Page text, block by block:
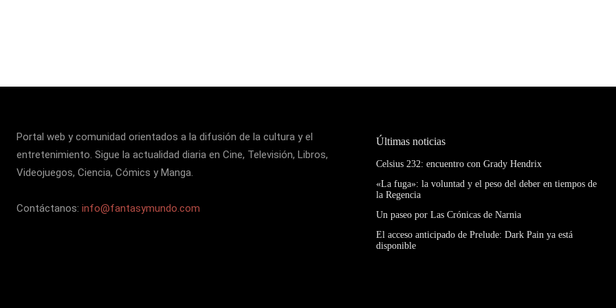
Portal web y comunidad orientados a la difusión de la cultura y el
entretenimiento. Sigue la actualidad diaria en Cine, Televisión, Libros,
Videojuegos, Ciencia, Cómics y Manga.
Contáctanos: info@fantasymundo.com
Últimas noticias
Celsius 232: encuentro con Grady Hendrix
«La fuga»: la voluntad y el peso del deber en tiempos de
la Regencia
Un paseo por Las Crónicas de Narnia
El acceso anticipado de Prelude: Dark Pain ya está
disponible